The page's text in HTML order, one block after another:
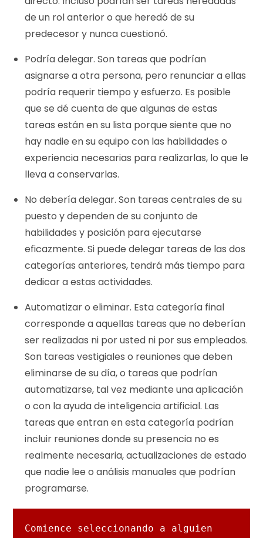
de un rol anterior o que heredó de su
predecesor y nunca cuestionó.
Podría delegar. Son tareas que podrían
asignarse a otra persona, pero renunciar a ellas
podría requerir tiempo y esfuerzo. Es posible
que se dé cuenta de que algunas de estas
tareas están en su lista porque siente que no
hay nadie en su equipo con las habilidades o
experiencia necesarias para realizarlas, lo que le
lleva a conservarlas.
No debería delegar. Son tareas centrales de su
puesto y dependen de su conjunto de
habilidades y posición para ejecutarse
eficazmente. Si puede delegar tareas de las dos
categorías anteriores, tendrá más tiempo para
dedicar a estas actividades.
Automatizar o eliminar. Esta categoría final
corresponde a aquellas tareas que no deberían
ser realizadas ni por usted ni por sus empleados.
Son tareas vestigiales o reuniones que deben
eliminarse de su día, o tareas que podrían
automatizarse, tal vez mediante una aplicación
o con la ayuda de inteligencia artificial. Las
tareas que entran en esta categoría podrían
incluir reuniones donde su presencia no es
realmente necesaria, actualizaciones de estado
que nadie lee o análisis manuales que podrían
programarse.
Comience seleccionando a alguien